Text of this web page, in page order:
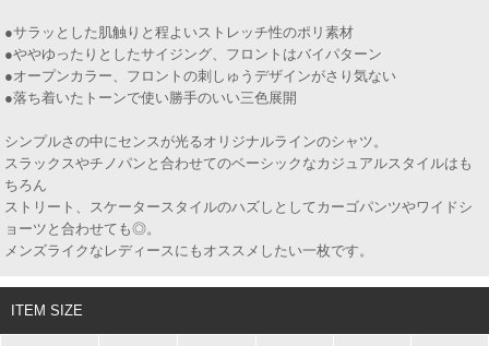
●サラッとした肌触りと程よいストレッチ性のポリ素材
●ややゆったりとしたサイジング、フロントはバイパターン
●オープンカラー、フロントの刺しゅうデザインがさり気ない
●落ち着いたトーンで使い勝手のいい三色展開
シンプルさの中にセンスが光るオリジナルラインのシャツ。
スラックスやチノパンと合わせてのベーシックなカジュアルスタイルはも
ちろん
ストリート、スケータースタイルのハズしとしてカーゴパンツやワイドシ
ョーツと合わせても◎。
メンズライクなレディースにもオススメしたい一枚です。
ITEM SIZE